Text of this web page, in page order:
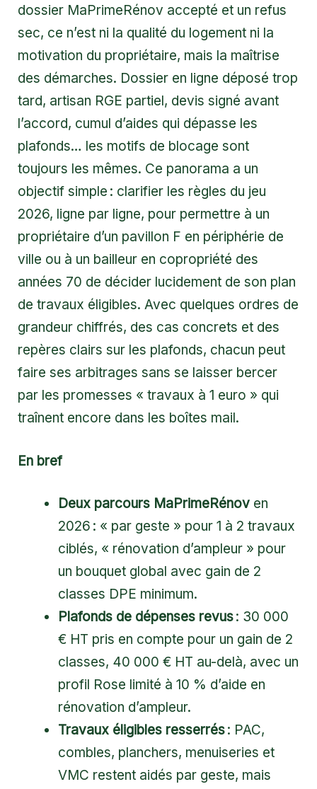
dossier MaPrimeRénov accepté et un refus
sec, ce n’est ni la qualité du logement ni la
motivation du propriétaire, mais la maîtrise
des démarches. Dossier en ligne déposé trop
tard, artisan RGE partiel, devis signé avant
l’accord, cumul d’aides qui dépasse les
plafonds… les motifs de blocage sont
toujours les mêmes. Ce panorama a un
objectif simple : clarifier les règles du jeu
2026, ligne par ligne, pour permettre à un
propriétaire d’un pavillon F en périphérie de
ville ou à un bailleur en copropriété des
années 70 de décider lucidement de son plan
de travaux éligibles. Avec quelques ordres de
grandeur chiffrés, des cas concrets et des
repères clairs sur les plafonds, chacun peut
faire ses arbitrages sans se laisser bercer
par les promesses « travaux à 1 euro » qui
traînent encore dans les boîtes mail.
En bref
Deux parcours MaPrimeRénov en
2026 : « par geste » pour 1 à 2 travaux
ciblés, « rénovation d’ampleur » pour
un bouquet global avec gain de 2
classes DPE minimum.
Plafonds de dépenses revus: 30 000
€ HT pris en compte pour un gain de 2
classes, 40 000 € HT au-delà, avec un
profil Rose limité à 10 % d’aide en
rénovation d’ampleur.
Travaux éligibles resserrés: PAC,
combles, planchers, menuiseries et
VMC restent aidés par geste, mais